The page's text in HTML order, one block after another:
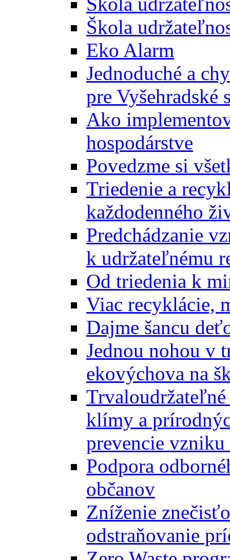
Škola
Eko Alarm
Jednoduché a
pre Vyšehradské
Ako
hospodárstve
Povedzme si
Triedenie a
každodenného
Predchádzanie
k udržateľnému
Od triedenia k
Viac recyklácie,
Dajme šancu
Jednou nohou v
ekovýchova na
klímy a
prevencie vzniku
Podpora
občanov
Zníženie
odstraňovanie